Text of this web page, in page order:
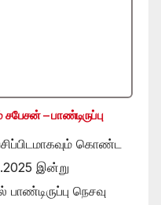
– பாண்டிருப்பு
கொண்ட
இன்று
நெசவு